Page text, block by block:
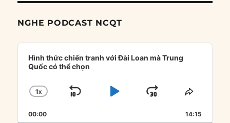
NGHE PODCAST NCQT
Audio
Player
Hình thức chiến tranh với Đài Loan mà Trung
Quốc có thể chọn
CHANGE
RATE
1X
SKIP
PLAYJUMP
FORWARD
SHARE
00:00 14:15